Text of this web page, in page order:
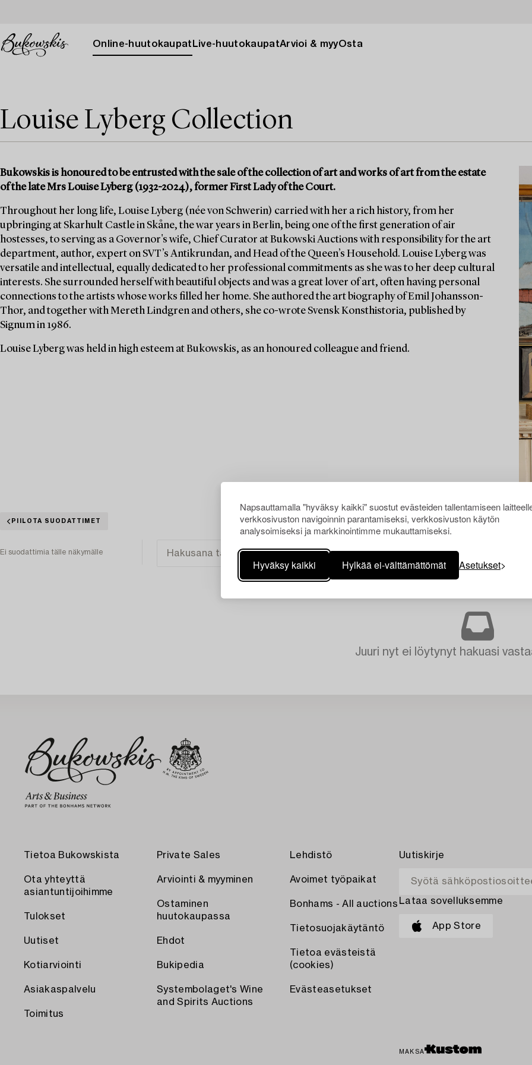
Napsauttamalla "hyväksy kaikki" suostut evästeiden tallentamiseen
verkkosivuston navigoinnin parantamiseksi, verkkosivuston käytön
analysoimiseksi ja markkinointimme mukauttamiseksi.
Hyväksy kaikki Hylkää ei-välttämättömät Asetukset
Online-huutokaupat Live-huutokaupatArvioi & myyOsta
Louise Lyberg Collection
Bukowskis is honoured to be entrusted with the sale of the collection of art and works of art from the estate
of the late Mrs Louise Lyberg (1932-2024), former First Lady of the Court.
Throughout her long life, Louise Lyberg (née von Schwerin) carried with her a rich history, from her
upbringing at Skarhult Castle in Skåne, the war years in Berlin, being one of the first generation of air
hostesses, to serving as a Governor's wife, Chief Curator at Bukowski Auctions with responsibility for the art
department, author, expert on SVT’s Antikrundan, and Head of the Queen’s Household. Louise Lyberg was
versatile and intellectual, equally dedicated to her professional commitments as she was to her deep cultural
interests. She surrounded herself with beautiful objects and was a great lover of art, often having personal
connections to the artists whose works filled her home. She authored the art biography of Emil Johansson-
Thor, and together with Mereth Lindgren and others, she co-wrote Svensk Konsthistoria, published by
Signum in 1986.
Louise Lyberg was held in high esteem at Bukowskis, as an honoured colleague and friend.
PIILOTA SUODATTIMET
Ei suodattimia tälle näkymälle
Juuri nyt ei löytynyt hakuasi
Tietoa Bukowskista
Ota yhteyttä
asiantuntijoihimme
Tulokset
Uutiset
Kotiarviointi
Asiakaspalvelu
Toimitus
Private Sales
Arviointi & myyminen
Ostaminen
huutokaupassa
Ehdot
Bukipedia
Systembolaget's Wine
and Spirits Auctions
Lehdistö
Avoimet työpaikat
Bonhams - All auctions
Tietosuojakäytäntö
Tietoa evästeistä
(cookies)
Evästeasetukset
Uutiskirje
Lataa sovelluksemme
App Store
MAKSA